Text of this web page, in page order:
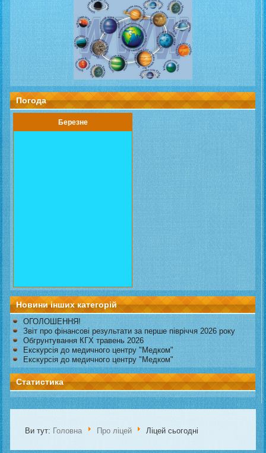
Погода
Березне
Новини інших категорій
ОГОЛОШЕННЯ!
Звіт про фінансові результати за перше півріччя 2026 року
Обгрунтування КГХ травень 2026
Екскурсія до медичного центру "Медком"
Екскурсія до медичного центру "Медком"
Статистика
Ви тут: Головна Про ліцей Ліцей сьогодні